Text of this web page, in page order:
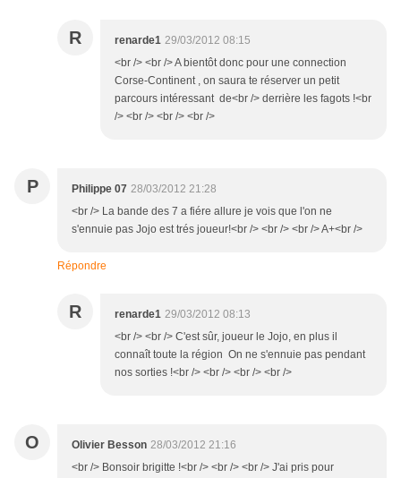
R renarde1 29/03/2012 08:15
<br /> <br /> A bientôt donc pour une connection
Corse-Continent , on saura te réserver un petit
parcours intéressant de<br /> derrière les fagots !<br
/> <br /> <br /> <br />
P Philippe 07 28/03/2012 21:28
<br /> La bande des 7 a fiére allure je vois que l'on ne
s'ennuie pas Jojo est trés joueur!<br /> <br /> <br /> A+<br />
Répondre
R renarde1 29/03/2012 08:13
<br /> <br /> C'est sûr, joueur le Jojo, en plus il
connaît toute la région On ne s'ennuie pas pendant
nos sorties !<br /> <br /> <br /> <br />
O Olivier Besson 28/03/2012 21:16
<br /> Bonsoir brigitte !<br /> <br /> <br /> J'ai pris pour